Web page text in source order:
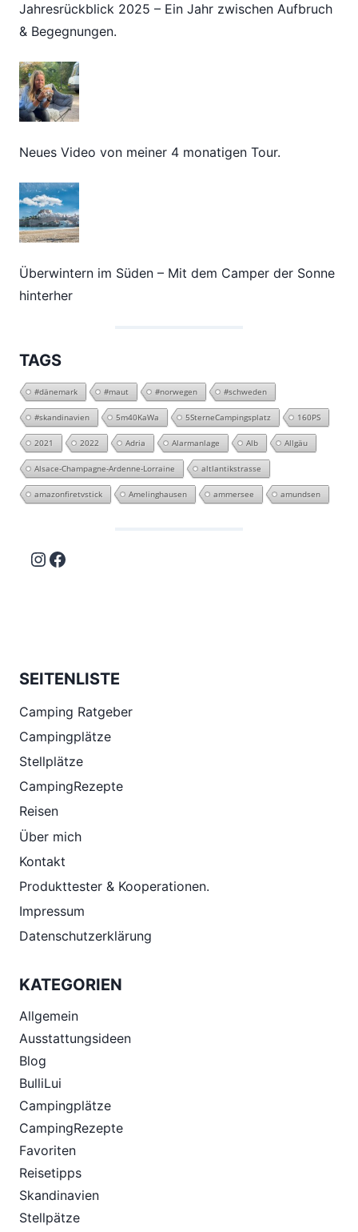
Jahresrückblick 2025 – Ein Jahr zwischen Aufbruch
& Begegnungen.
Neues Video von meiner 4 monatigen Tour.
Überwintern im Süden – Mit dem Camper der Sonne
hinterher
TAGS
#dänemark #maut #norwegen #schweden
#skandinavien 5m40KaWa 5SterneCampingsplatz 160PS
2021 2022 Adria Alarmanlage Alb Allgäu
Alsace-Champagne-Ardenne-Lorraine altlantikstrasse
amazonfiretvstick Amelinghausen ammersee amundsen
Instagram
Facebook
SEITENLISTE
Camping Ratgeber
Campingplätze
Stellplätze
CampingRezepte
Reisen
Über mich
Kontakt
Produkttester & Kooperationen.
Impressum
Datenschutzerklärung
KATEGORIEN
Allgemein
Ausstattungsideen
Blog
BulliLui
Campingplätze
CampingRezepte
Favoriten
Reisetipps
Skandinavien
Stellpätze